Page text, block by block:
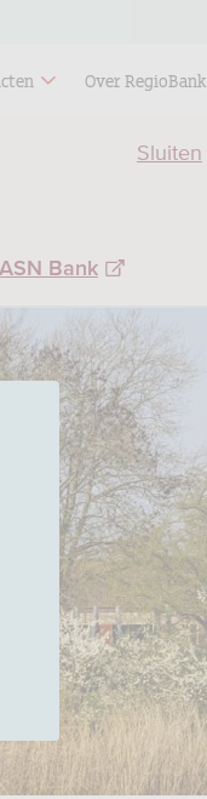
Bank
Sluiten
Over RegioBank